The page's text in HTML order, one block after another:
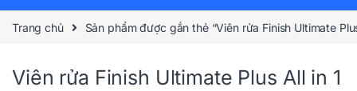
Trang chủ Sản phẩm được gắn thẻ “Viên rửa Finish Ultimate
Viên rửa Finish Ultimate Plus All in 1